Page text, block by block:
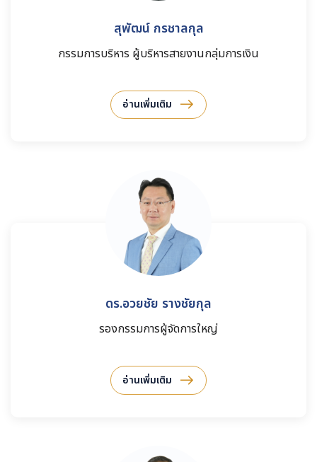
สุพัฒน์ กรชาลกุล
กรรมการบริหาร ผู้บริหารสายงานกลุ่มการเงิน
อ่านเพิ่มเติม
ดร.อวยชัย รางชัยกุล
รองกรรมการผู้จัดการใหญ่
อ่านเพิ่มเติม